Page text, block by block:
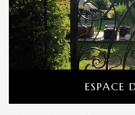
ESPACE